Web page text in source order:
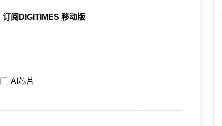
订阅DIGITIMES 移动版
AI芯片